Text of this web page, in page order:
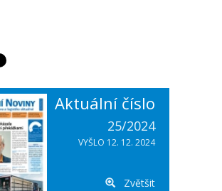
Aktuální číslo
25/2024
VYŠLO 12. 12. 2024
Zvětšit